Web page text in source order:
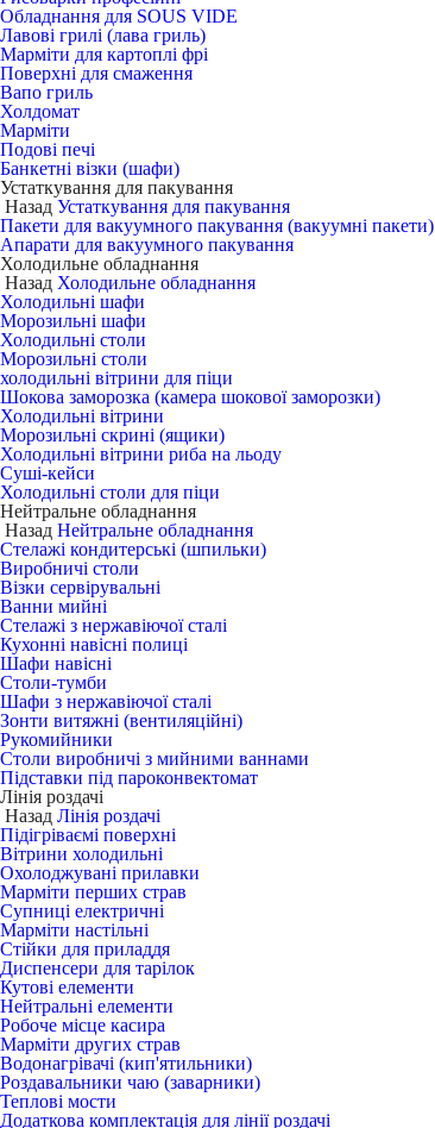
Обладнання для SOUS VIDE
Лавові грилі (лава гриль)
Марміти для картоплі фрі
Поверхні для смаження
Вапо гриль
Холдомат
Марміти
Подові печі
Банкетні візки (шафи)
Устаткування для пакування
Назад Устаткування для пакування
Пакети для вакуумного пакування (вакуумні пакети)
Апарати для вакуумного пакування
Холодильне обладнання
Назад Холодильне обладнання
Холодильні шафи
Морозильні шафи
Холодильні столи
Морозильні столи
холодильні вітрини для піци
Шокова заморозка (камера шокової заморозки)
Холодильні вітрини
Морозильні скрині (ящики)
Холодильні вітрини риба на льоду
Суші-кейси
Холодильні столи для піци
Нейтральне обладнання
Назад Нейтральне обладнання
Стелажі кондитерські (шпильки)
Виробничі столи
Візки сервірувальні
Ванни мийні
Стелажі з нержавіючої сталі
Кухонні навісні полиці
Шафи навісні
Столи-тумби
Шафи з нержавіючої сталі
Зонти витяжні (вентиляційні)
Рукомийники
Столи виробничі з мийними ваннами
Підставки під пароконвектомат
Лінія роздачі
Назад Лінія роздачі
Підігріваємі поверхні
Вітрини холодильні
Охолоджувані прилавки
Марміти перших страв
Супниці електричні
Марміти настільні
Стійки для приладдя
Диспенсери для тарілок
Кутові елементи
Нейтральні елементи
Робоче місце касира
Марміти других страв
Водонагрівачі (кип'ятильники)
Роздавальники чаю (заварники)
Теплові мости
Додаткова комплектація для лінії роздачі